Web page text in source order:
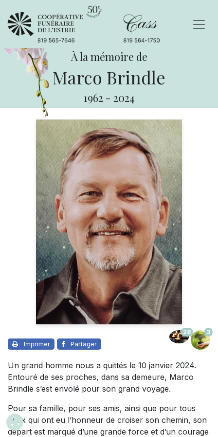
À la mémoire de
Marco Brindle
1962 - 2024
Imprimer Partager
28 3
Un grand homme nous a quittés le 10 janvier 2024.
Entouré de ses proches, dans sa demeure, Marco
Brindle s’est envolé pour son grand voyage.
Pour sa famille, pour ses amis, ainsi que pour tous
ceux qui ont eu l’honneur de croiser son chemin, son
départ est marqué d’une grande force et d’un courage